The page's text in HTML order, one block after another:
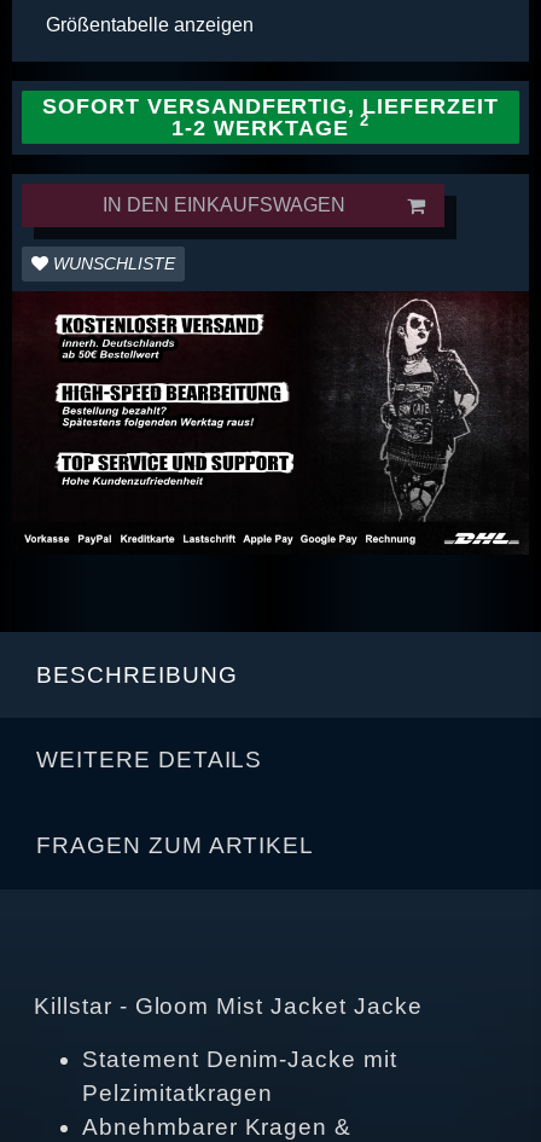
Größentabelle anzeigen
SOFORT VERSANDFERTIG, LIEFERZEIT
1-2 WERKTAGE
IN DEN EINKAUFSWAGEN
WUNSCHLISTE
BESCHREIBUNG
WEITERE DETAILS
FRAGEN ZUM ARTIKEL
Killstar - Gloom Mist Jacket Jacke
Statement Denim‑Jacke mit
Pelzimitatkragen
Abnehmbarer Kragen &